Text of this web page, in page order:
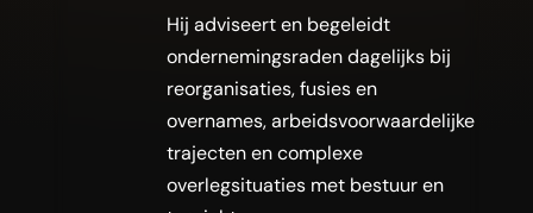
Hij adviseert en begeleidt
ondernemingsraden dagelijks bij
reorganisaties, fusies en
overnames, arbeidsvoorwaardelijke
trajecten en complexe
overlegsituaties met bestuur en